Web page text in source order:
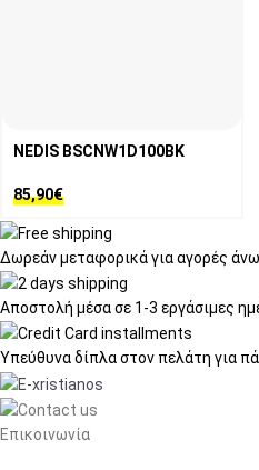
NEDIS BSCNW1D100BK
85,90€
Δωρεάν μεταφορικάγια αγορές
Αποστολή μέσα σε 1-3 εργάσιμες
Υπεύθυνα δίπλα στον πελάτη για
Επικοινωνία